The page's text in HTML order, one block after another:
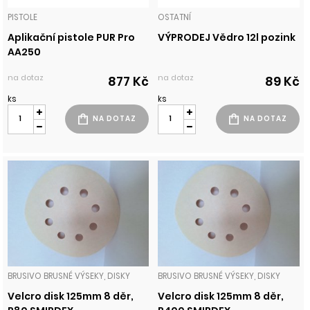
PISTOLE
Aplikační pistole PUR Pro
AA250
na dotaz 877 Kč
ks
OSTATNÍ
VÝPRODEJ Vědro 12l pozink
na dotaz 89 Kč
ks
BRUSIVO BRUSNÉ VÝSEKY, DISKY
Velcro disk 125mm 8 děr,
BRUSIVO BRUSNÉ VÝSEKY, DISKY
Velcro disk 125mm 8 děr,